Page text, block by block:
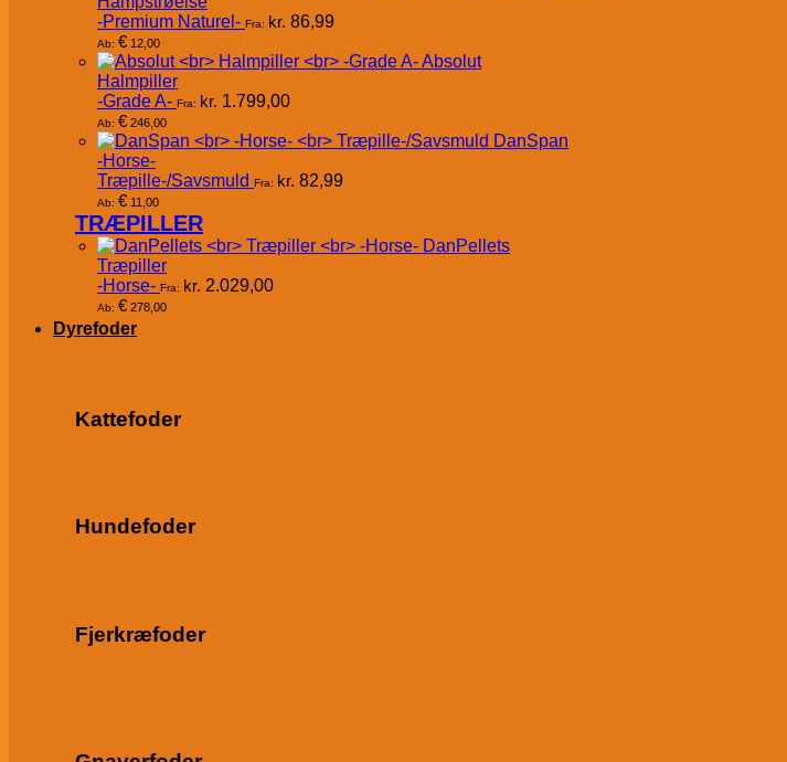
-Premium Naturel- Fra: kr. 86,99
Ab: € 12,00
Absolut
Halmpiller
-Grade A- Fra: kr. 1.799,00
Ab: € 246,00
DanSpan
-Horse-
Træpille-/Savsmuld Fra: kr. 82,99
Ab: € 11,00
TRÆPILLER
DanPellets
Træpiller
-Horse- Fra: kr. 2.029,00
Ab: € 278,00
Dyrefoder
Kattefoder
Hundefoder
Fjerkræfoder